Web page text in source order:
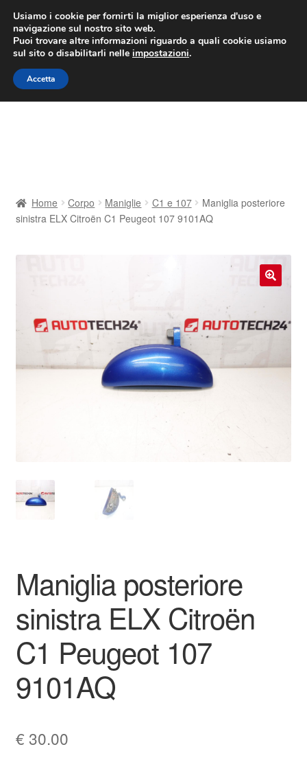
CONSEGNA da 7 EUR
Lun-Ven 9:00 - 16:00/800 580 290
Vai
alla
navigazione
Vai
al
contenuto
Consegna
Contatto
Pagamenti
Politica sulla riservatezza
Rimostranza
Spedizione in tutto il mondo
Home Corpo Maniglie C1 e 107
Maniglia posteriore
sinistra ELX Citroën C1 Peugeot 107 9101AQ
Maniglia posteriore
sinistra ELX Citroën
C1 Peugeot 107
9101AQ
€ 30.00
Usiamo i cookie per fornirti la miglior esperienza d'uso e
navigazione sul nostro sito web.
Puoi trovare altre informazioni riguardo a quali cookie usiamo
sul sito o disabilitarli nelle impostazioni.
Accetta